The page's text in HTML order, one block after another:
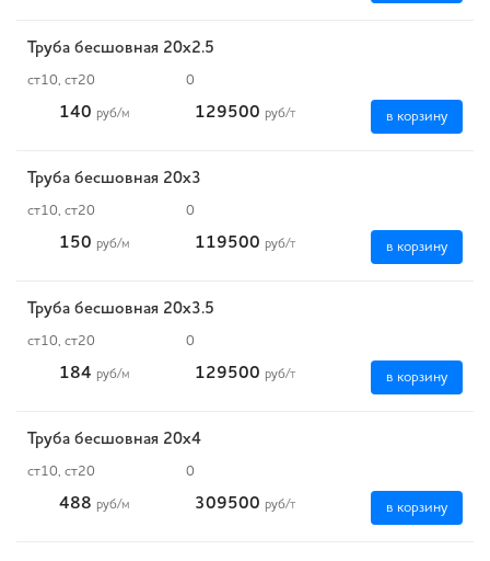
Труба бесшовная 20х2.5
ст10, ст20 0
140 руб/м 129500 руб/т в корзину
Труба бесшовная 20х3
ст10, ст20 0
150 руб/м 119500 руб/т в корзину
Труба бесшовная 20х3.5
ст10, ст20 0
184 руб/м 129500 руб/т в корзину
Труба бесшовная 20х4
ст10, ст20 0
488 руб/м 309500 руб/т в корзину